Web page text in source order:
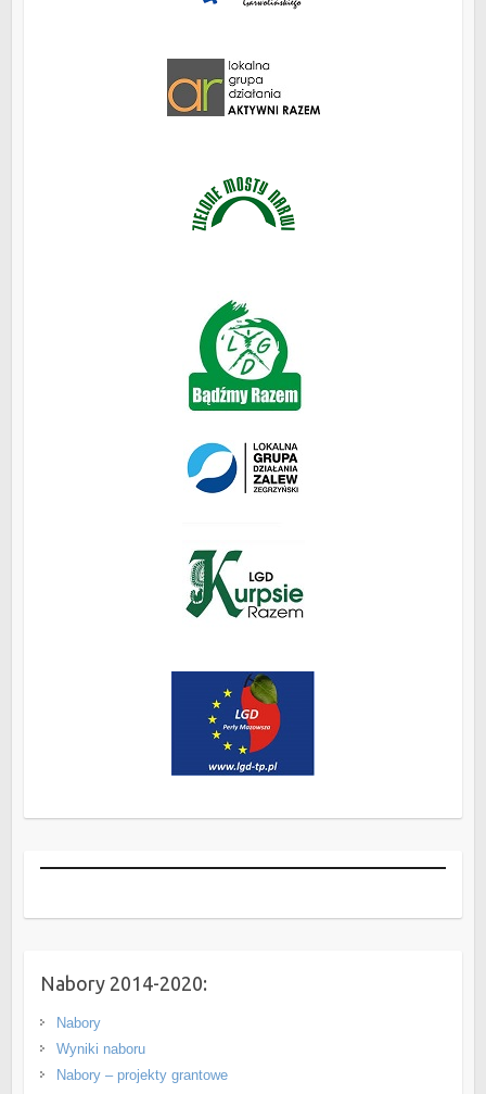
Nabory 2014-2020:
Nabory
Wyniki naboru
Nabory – projekty grantowe